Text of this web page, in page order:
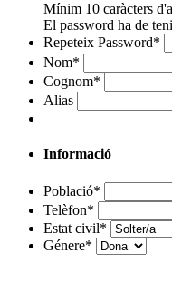
Mínim 10 caràcters
El password ha de
Repeteix Password*
Nom*
Cognom*
Alias
Informació
Població*
Telèfon*
Estat civil*
Génere*